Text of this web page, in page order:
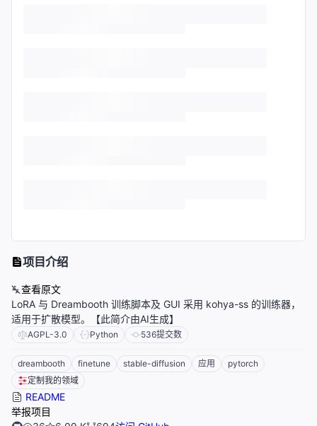
项目介绍
查看原文
LoRA 与 Dreambooth 训练脚本及 GUI 采用 kohya-ss 的训练器，
适用于扩散模型。【此简介由AI生成】
AGPL-3.0 Python 536提交数
dreambooth finetune stable-diffusion 应用
pytorch
定制我的领域
README
举报项目